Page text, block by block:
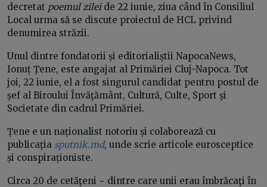
decretat poemul zileide 22 iunie, ziua când în Consiliul
Local urma să se discute proiectul de HCL privind
denumirea străzii.
Unul dintre fondatorii și editorialiștii NapocaNews,
Ionuț Țene, este angajat al Primăriei Cluj-Napoca. Tot
joi, 22 iunie, el a fost singurul candidat pentru postul de
șef al Biroului Învăţământ, Cultură, Culte, Sport şi
Societate din cadrul Primăriei.
Țene e un naționalist notoriu și colaborează cu
publicația sputnik.md, unde scrie articole eurosceptice
și conspiraționiste.
Circa 20 de cetăţeni − dintre care unii erau îmbrăcaţi în